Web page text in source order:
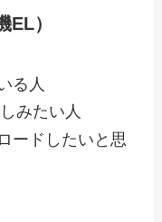
EL）
る人
みたい人
ードしたいと思